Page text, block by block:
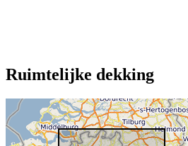
Ruimtelijke dekking